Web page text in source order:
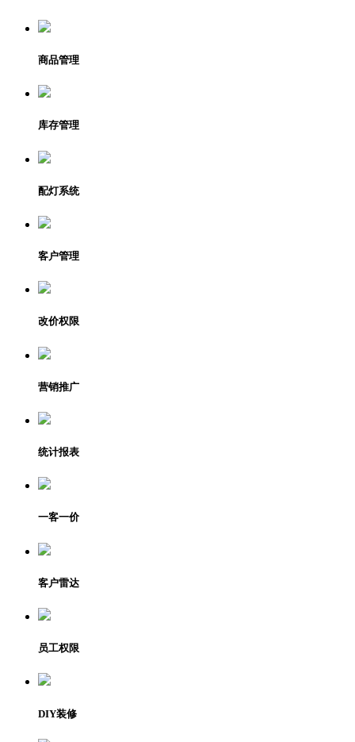
商品管理
库存管理
配灯系统
客户管理
改价权限
营销推广
统计报表
一客一价
客户雷达
员工权限
DIY装修